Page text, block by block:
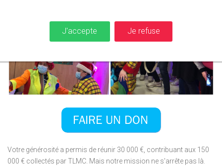
Votre générosité a permis de réunir 30 000 €, contribuant aux 150
000 € collectés par TLMC. Mais notre mission ne s'arrête pas là.
J'accepte Je refuse